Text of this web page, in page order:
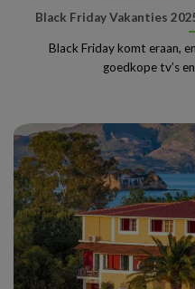
Black Friday Vakanties
Black Friday komt eraan,
goedkope tv’s